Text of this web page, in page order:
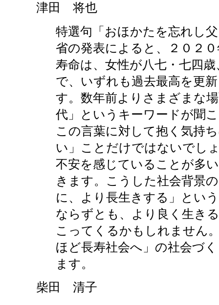
津田 将也
特選句「おほかたを忘れし
省の発表によると、２０２
寿命は、女性が八七・七四
で、いずれも過去最高を更
す。数年前よりさまざまな
代」というキーワードが聞
この言葉に対して抱く気持
い」ことだけではないでし
不安を感じていることが多
きます。こうした社会背景
に、より長生きする」とい
ならずとも、より良く生き
こってくるかもしれません
ほど長寿社会へ」の社会づ
ます。
柴田 清子